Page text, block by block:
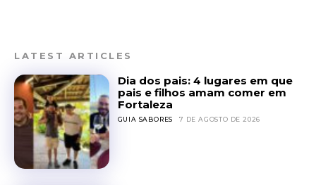
LATEST ARTICLES
Dia dos pais: 4 lugares em que
pais e filhos amam comer em
Fortaleza
GUIA SABORES 7 DE AGOSTO DE 2026